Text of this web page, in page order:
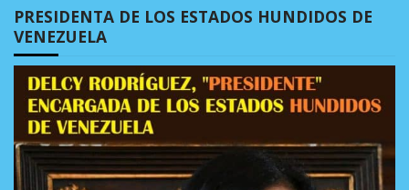
PRESIDENTA DE LOS ESTADOS HUNDIDOS DE
VENEZUELA